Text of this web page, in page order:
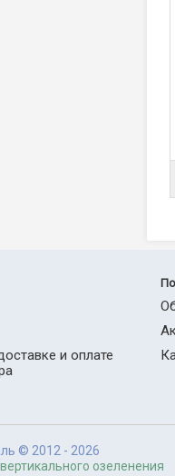
и оплате
© 2012 - 2026
озеленения